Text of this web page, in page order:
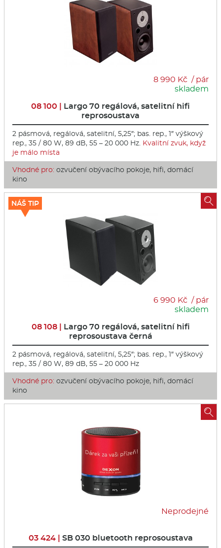
8 990 Kč / pár
skladem
08 100 | Largo 70 regálová, satelitní hifi
reprosoustava
2 pásmová, regálová, satelitní, 5,25″; bas. rep., 1″ výškový
rep., 35 / 80 W, 89 dB, 55 – 20 000 Hz. Kvalitní zvuk, když
je málo místa
Vhodné pro: ozvučení obývacího pokoje, hifi, domácí
kino
6 990 Kč / pár
skladem
08 108 | Largo 70 regálová, satelitní hifi
reprosoustava černá
2 pásmová, regálová, satelitní, 5,25″; bas. rep., 1″ výškový
rep., 35 / 80 W, 89 dB, 55 – 20 000 Hz
Vhodné pro: ozvučení obývacího pokoje, hifi, domácí
kino
NÁŠ TIP 
Neprodejné
03 424 | SB 030 bluetooth reprosoustava
